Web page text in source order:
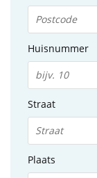
Huisnummer
Straat
Plaats